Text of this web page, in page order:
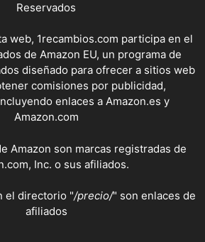
Reservados
web, 1recambios.com participa en el
de Amazon EU, un programa de
diseñado para ofrecer a sitios web
comisiones por publicidad,
enlaces a Amazon.es y
Amazon.com
Amazon son marcas registradas de
Inc. o sus afiliados.
el directorio "/precio/" son enlaces de
afiliados